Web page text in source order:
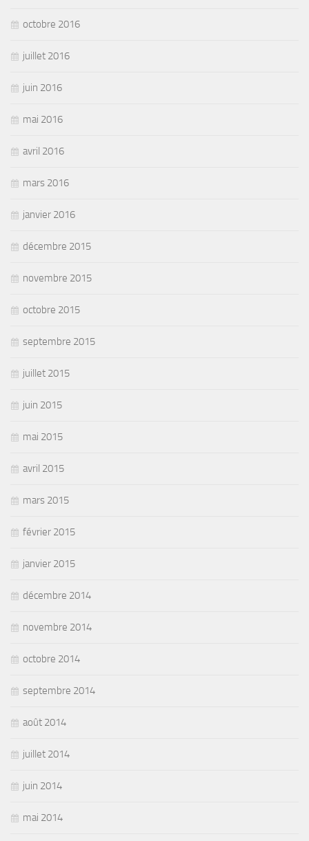
octobre 2016
juillet 2016
juin 2016
mai 2016
avril 2016
mars 2016
janvier 2016
décembre 2015
novembre 2015
octobre 2015
septembre 2015
juillet 2015
juin 2015
mai 2015
avril 2015
mars 2015
février 2015
janvier 2015
décembre 2014
novembre 2014
octobre 2014
septembre 2014
août 2014
juillet 2014
juin 2014
mai 2014